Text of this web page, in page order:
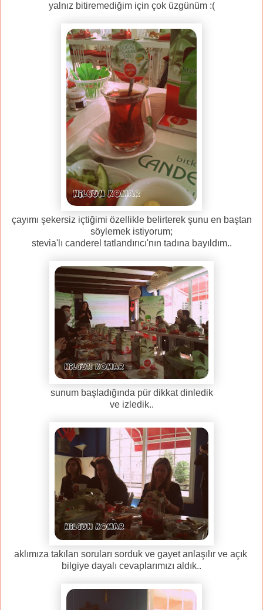
yalnız bitiremediğim için çok üzgünüm :(
çayımı şekersiz içtiğimi özellikle belirterek şunu en baştan
söylemek istiyorum;
stevia'lı canderel tatlandırıcı'nın tadına bayıldım..
sunum başladığında pür dikkat dinledik
ve izledik..
aklımıza takılan soruları sorduk ve gayet anlaşılır ve açık
bilgiye dayalı cevaplarımızı aldık..